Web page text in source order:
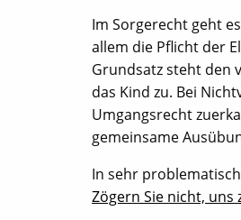
Im Sorgerecht geht
allem die Pflicht der
Grundsatz steht den
das Kind zu. Bei
Umgangsrecht
gemeinsame
In sehr
Zögern Sie nicht, uns